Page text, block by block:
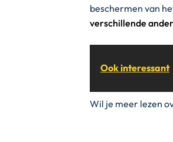
beschermen van
verschillende
Ook interessant
Wil je meer lezen